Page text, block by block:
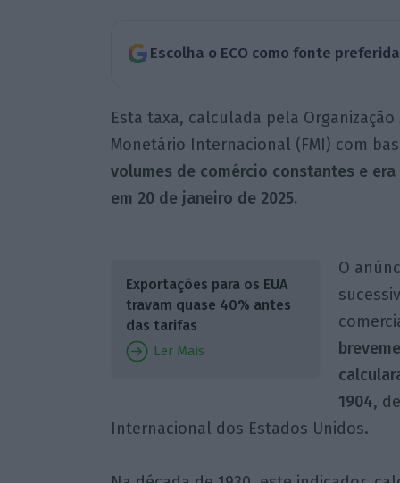
Escolha o ECO como fonte
Esta taxa, calculada pela
Monetário Internacional (FMI) com
volumes de comércio constantes e
em 20 de janeiro de 2025.
Exportações para os EUA
travam quase 40% antes
das tarifas
Ler Mais
O
1904,
Internacional dos Estados Unidos.